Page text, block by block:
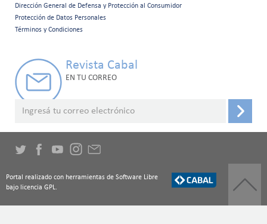
Menú
secundario
Dirección General de Defensa y Protección al Consumidor
Protección de Datos Personales
Términos y Condiciones
Revista Cabal
EN TU CORREO
Portal realizado con herramientas de Software Libre
bajo licencia GPL.